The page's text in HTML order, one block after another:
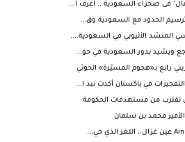
فى صحراء السعودية .. اعرف ا...
ترسيم الحدود مع السعودية وق...
المنشد الأثيوبي في السعودية....
ويشيد بدور السعودية في حو...
رابع بـ«هجوم المسيّرة» الحوثي
في باكستان أكدت نبذ ا...
تقترب من مستهدفات الحكومة
محمد بن سلمان